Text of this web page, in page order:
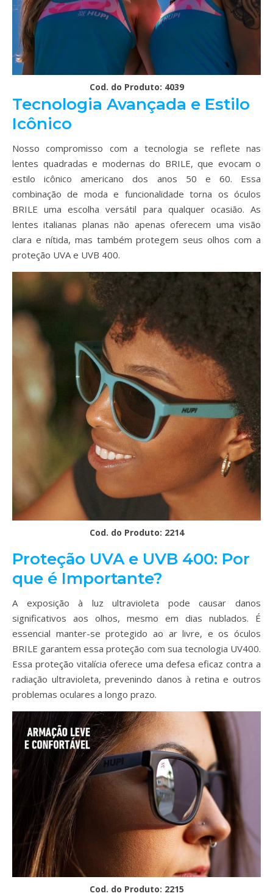
Cod. do Produto: 4039
Tecnologia Avançada e Estilo
Icônico
Nosso compromisso com a tecnologia se reflete nas
lentes quadradas e modernas do BRILE, que evocam o
estilo icônico americano dos anos 50 e 60. Essa
combinação de moda e funcionalidade torna os óculos
BRILE uma escolha versátil para qualquer ocasião. As
lentes italianas planas não apenas oferecem uma visão
clara e nítida, mas também protegem seus olhos com a
proteção UVA e UVB 400.
Cod. do Produto: 2214
Proteção UVA e UVB 400: Por
que é Importante?
A exposição à luz ultravioleta pode causar danos
significativos aos olhos, mesmo em dias nublados. É
essencial manter-se protegido ao ar livre, e os óculos
BRILE garantem essa proteção com sua tecnologia UV400.
Essa proteção vitalícia oferece uma defesa eficaz contra a
radiação ultravioleta, prevenindo danos à retina e outros
problemas oculares a longo prazo.
Cod. do Produto: 2215